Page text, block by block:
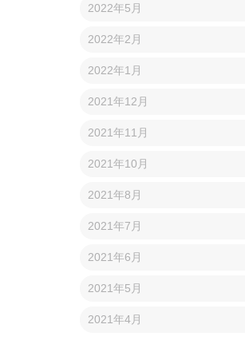
2022年5月
2022年2月
2022年1月
2021年12月
2021年11月
2021年10月
2021年8月
2021年7月
2021年6月
2021年5月
2021年4月